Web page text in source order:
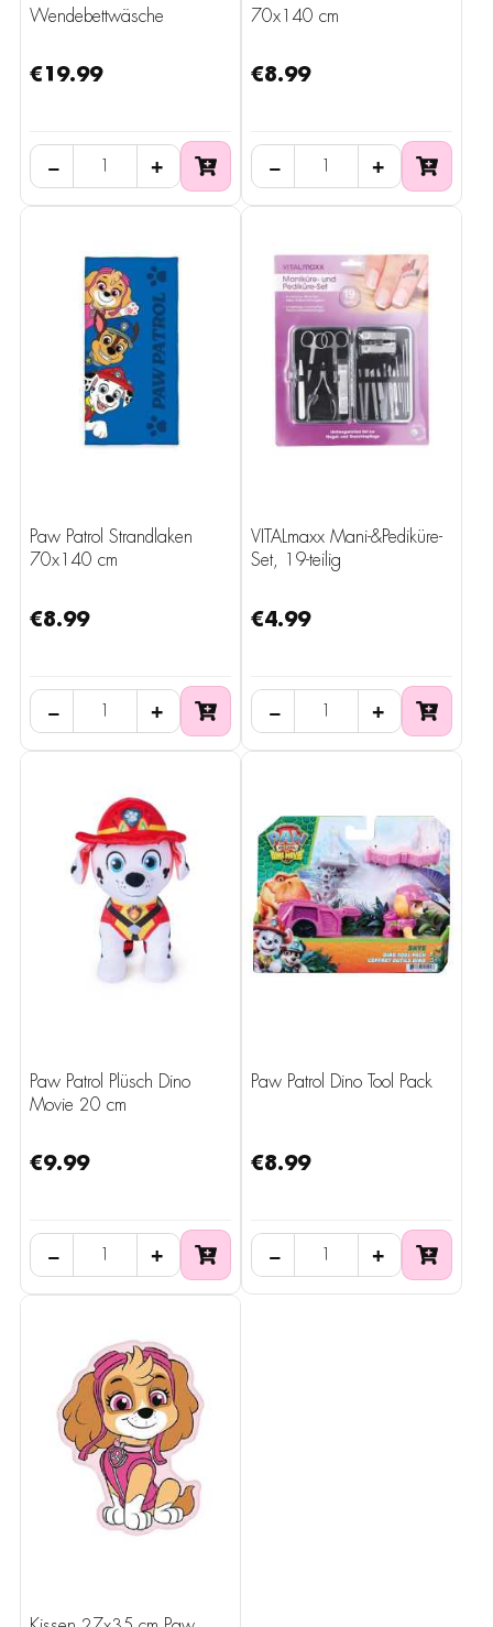
Wendebettwäsche
€19.99
− +
70x140 cm
€8.99
− +
Paw Patrol Strandlaken
70x140 cm
€8.99
− +
VITALmaxx Mani-&Pediküre-
Set, 19-teilig
€4.99
− +
Paw Patrol Plüsch Dino
Movie 20 cm
€9.99
− +
Paw Patrol Dino Tool Pack
€8.99
− +